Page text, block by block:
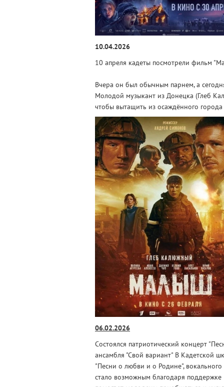
10.04.2026
10 апреля кадеты посмотрели фильм
Вчера он был обычным парнем, а
Молодой музыкант из Донецка (Глеб
чтобы вытащить из осаждённого
06.02.2026
Состоялся патриотический концерт
ансамбля "Свой вариант" В Кадетской
"Песни о любви и о Родине",
стало возможным благодаря